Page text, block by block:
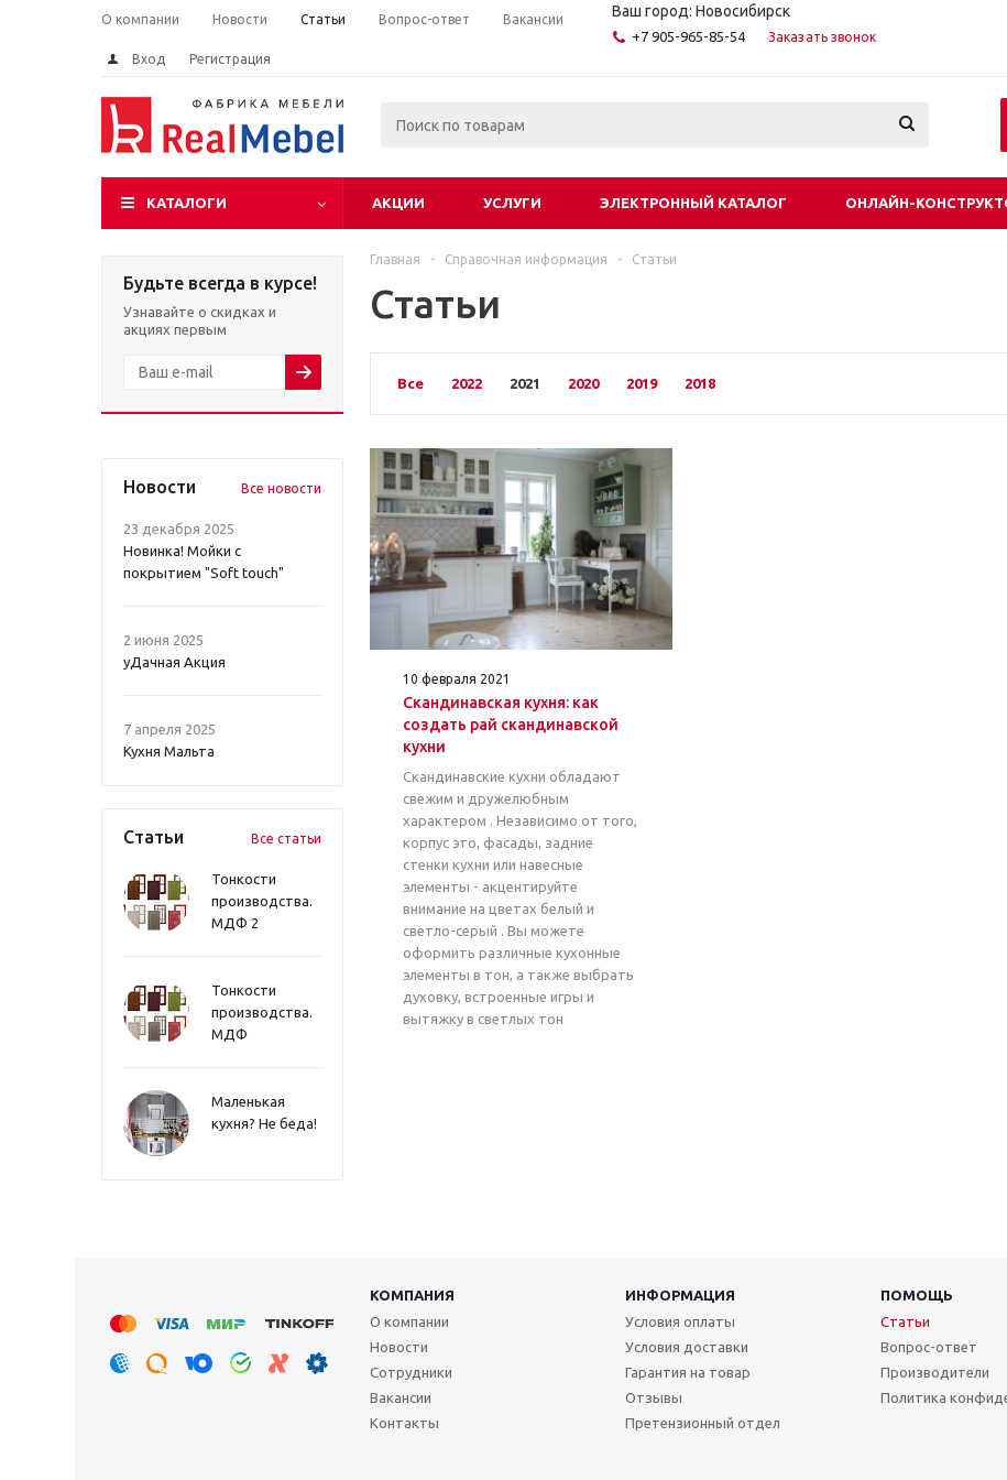
О компании Новости Статьи Вопрос-ответ Вакансии Ваш город: Новосибирск
+7 905-965-85-54
Заказать звонок
Вход
Регистрация
КАТАЛОГИ АКЦИИ УСЛУГИ ЭЛЕКТРОННЫЙ КАТАЛОГ ОНЛАЙН-
Будьте всегда в курсе!
Узнавайте о скидках и
акциях первым
Новости Все новости
23 декабря 2025
Новинка! Мойки с
покрытием "Soft touch"
2 июня 2025
уДачная Акция
7 апреля 2025
Кухня Мальта
Статьи Все статьи
Тонкости
производства.
МДФ 2
Тонкости
производства.
МДФ
Маленькая
кухня? Не беда!
Главная - Справочная информация - Статьи
Статьи
Все 2022 2021 2020 2019 2018
10 февраля 2021
Скандинавская кухня: как
создать рай скандинавской
кухни
Скандинавские кухни обладают
свежим и дружелюбным
характером . Независимо от того,
корпус это, фасады, задние
стенки кухни или навесные
элементы - акцентируйте
внимание на цветах белый и
светло-серый . Вы можете
оформить различные кухонные
элементы в тон, а также выбрать
духовку, встроенные игры и
вытяжку в светлых тон
КОМПАНИЯ ИНФОРМАЦИЯ
ПОМОЩЬ
О компании
Новости
Сотрудники
Вакансии
Контакты
Условия оплаты
Условия доставки
Гарантия на товар
Отзывы
Претензионный отдел
Статьи
Вопрос-ответ
Производители
Политика